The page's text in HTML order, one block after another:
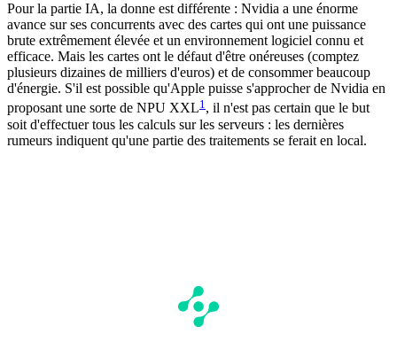
Pour la partie IA, la donne est différente : Nvidia a une énorme
avance sur ses concurrents avec des cartes qui ont une puissance
brute extrêmement élevée et un environnement logiciel connu et
efficace. Mais les cartes ont le défaut d'être onéreuses (comptez
plusieurs dizaines de milliers d'euros) et de consommer beaucoup
d'énergie. S'il est possible qu'Apple puisse s'approcher de Nvidia en
proposant une sorte de NPU XXL1 , il n'est pas certain que le but
soit d'effectuer tous les calculs sur les serveurs : les dernières
rumeurs indiquent qu'une partie des traitements se ferait en local.